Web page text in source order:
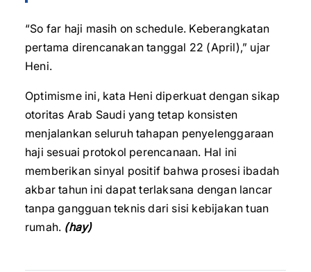
“So far haji masih on schedule. Keberangkatan
pertama direncanakan tanggal 22 (April),” ujar
Heni.
Optimisme ini, kata Heni diperkuat dengan sikap
otoritas Arab Saudi yang tetap konsisten
menjalankan seluruh tahapan penyelenggaraan
haji sesuai protokol perencanaan. Hal ini
memberikan sinyal positif bahwa prosesi ibadah
akbar tahun ini dapat terlaksana dengan lancar
tanpa gangguan teknis dari sisi kebijakan tuan
rumah. (hay)